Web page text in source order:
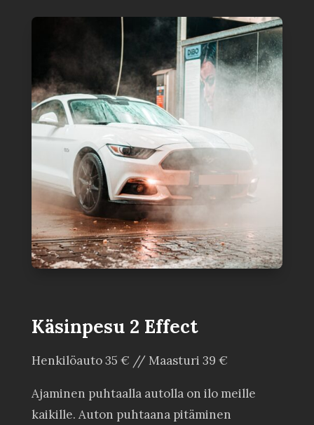
Käsinpesu 2 Effect
Henkilöauto 35 € // Maasturi 39 €
Ajaminen puhtaalla autolla on ilo meille
kaikille. Auton puhtaana pitäminen